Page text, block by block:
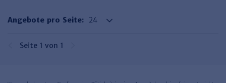
Angebote pro Seite:
Seite 1 von 1